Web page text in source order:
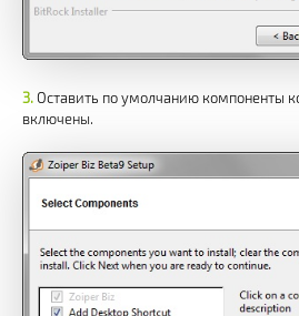
Оставить по умолчанию компоненты
включены.